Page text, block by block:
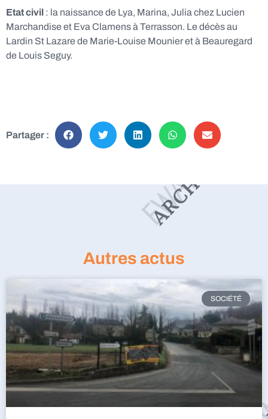
Etat civil : la naissance de Lya, Marina, Julia chez Lucien
Marchandise et Eva Clamens à Terrasson. Le décès au
Lardin St Lazare de Marie-Louise Mounier et à Beauregard
de Louis Seguy.
Partager :
Autres actus
SOCIÉTÉ